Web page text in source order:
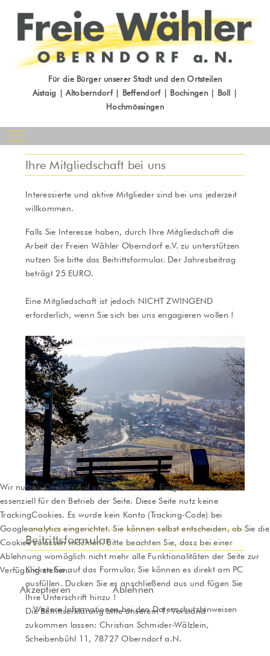
Für die Bürger unserer Stadt und den Ortsteilen
Aistaig | Altoberndorf | Beffendorf | Bochingen | Boll |
Hochmössingen
Mobile Menu Toggle
Ihre Mitgliedschaft bei uns
Interessierte und aktive Mitglieder sind bei uns jederzeit
willkommen.
Falls Sie Interesse haben, durch Ihre Mitgliedschaft die
Arbeit der Freien Wähler Oberndorf e.V. zu unterstützen
nutzen Sie bitte das Beitrittsformular. Der Jahresbeitrag
beträgt 25 EURO.
Eine Mitgliedschaft ist jedoch NICHT ZWINGEND
erforderlich, wenn Sie sich bei uns engagieren wollen !
Beitrittsformular
Klicken Sie auf das Formular. Sie können es direkt am PC
ausfüllen. Ducken Sie es anschließend aus und fügen Sie
Ihre Unterschrift hinzu !
Die Betrittserklärung bitte unserem 1. Vorstand
zukommen lassen: Christian Schmider-Wälzlein,
Scheibenbühl 11, 78727 Oberndorf a.N.
Wir nutzen Cookies auf unserer Website. Einige von ihnen sind
essenziell für den Betrieb der Seite. Diese Seite nutz keine
TrackingCookies. Es wurde kein Konto (Tracking-Code) bei
Googleanalytics eingerichtet. Sie können selbst entscheiden, ob Sie die
Cookies zulassen möchten. Bitte beachten Sie, dass bei einer
Ablehnung womöglich nicht mehr alle Funktionalitäten der Seite zur
Verfügung stehen.
Akzeptieren Ablehnen
Weitere Informationen bei den Datenschutzhinweisen